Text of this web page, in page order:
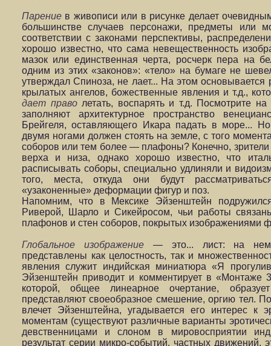
Парение в живописи или в рисунке делает
большинстве случаев персонажи, предметы или
соответствии с законами перспективы,
хорошо известно, что сама невещественность
мазок или единственная черта, росчерк пера на
одним из этих «законов»: «тело» на бумаге не
утверждал Спиноза, не лает... На этом
крылатых ангелов, божественные явления и т.д.,
дает праволетать, воспарять и т.д. Посмотрите на
заполняют архитектурное пространство
Брейгеля, оставляющего Икара падать в море...
двумя ногами должен стоять на земле, с того
соборов или тем более — плафоны? Конечно,
верха и низа, однако хорошо известно, что
расписывать соборы, специально удлиняли и
того, места, откуда они будут
«узаконенные» деформации фигур и поз.
Напомним, что в Мексике Эйзенштейн
Риверой, Шарло и Сикейросом, чьи работы
плафонов и стен соборов, покрытых изображениями
Глобальное изображение — это... лист: на нем
представлены как целостность, так и
явления служит индийская миниатюра «Я
Эйзенштейн приводит и комментирует в «Монтаже
которой, общее линеарное очертание,
представляют своеобразное смешение, оргию тел.
влечет Эйзенштейна, угадывается его интерес к
моментам (существуют различные варианты
девственницами и слоном в мировосприятии
результат серии микро-событий, частных движений,